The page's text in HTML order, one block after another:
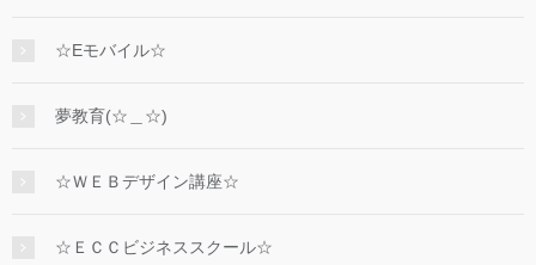
☆Eモバイル☆
夢教育(☆＿☆)
☆ＷＥＢデザイン講座☆
☆ＥＣＣビジネススクール☆